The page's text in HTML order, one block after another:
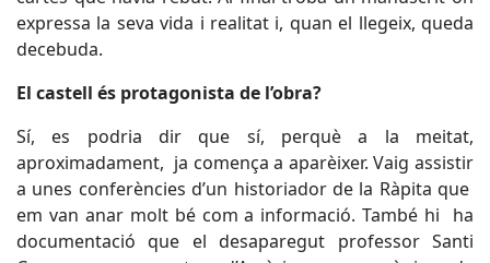
expressa la seva vida i realitat i, quan el llegeix, queda
decebuda.
El castell és protagonista de l’obra?
Sí, es podria dir que sí, perquè a la meitat,
aproximadament, ja comença a aparèixer. Vaig assistir
a unes conferències d’un historiador de la Ràpita que
em van anar molt bé com a informació. També hi ha
documentació que el desaparegut professor Santi